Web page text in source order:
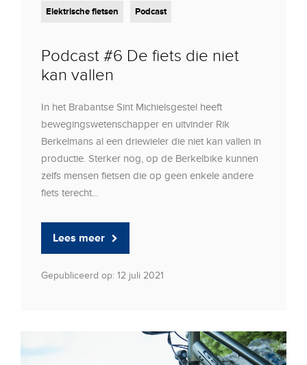
Elektrische fietsen Podcast
Podcast #6 De fiets die niet
kan vallen
In het Brabantse Sint Michielsgestel heeft
bewegingswetenschapper en uitvinder Rik
Berkelmans al een driewieler die niet kan vallen in
productie. Sterker nog, op de Berkelbike kunnen
zelfs mensen fietsen die op geen enkele andere
fiets terecht...
Lees meer
Gepubliceerd op: 12 juli 2021